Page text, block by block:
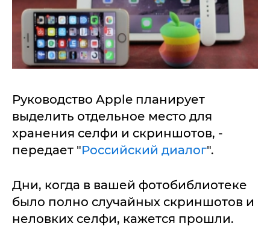
Руководство Apple планирует
выделить отдельное место для
хранения селфи и скриншотов, -
передает "Российский диалог".
Дни, когда в вашей фотобиблиотеке
было полно случайных скриншотов и
неловких селфи, кажется прошли.